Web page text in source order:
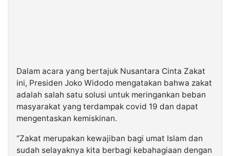
Dalam acara yang bertajuk Nusantara Cinta Zakat
ini, Presiden Joko Widodo mengatakan bahwa zakat
adalah salah satu solusi untuk meringankan beban
masyarakat yang terdampak covid 19 dan dapat
mengentaskan kemiskinan.
“Zakat merupakan kewajiban bagi umat Islam dan
sudah selayaknya kita berbagi kebahagiaan dengan